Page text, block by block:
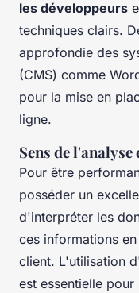
les développeurs
techniques clairs.
approfondie des
(CMS) comme
pour la mise en
ligne.
Sens de
Pour être
posséder un
d'interpréter les
ces informations
client. L'utilisation
est essentielle